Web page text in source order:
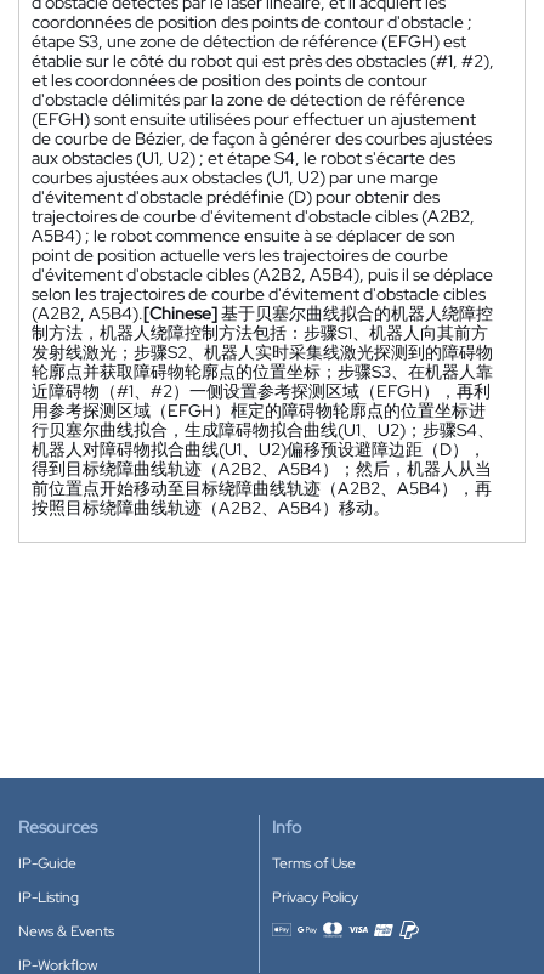
coordonnées de position des points de contour d'obstacle ;
étape S3, une zone de détection de référence (EFGH) est
établie sur le côté du robot qui est près des obstacles (#1, #2),
et les coordonnées de position des points de contour
d'obstacle délimités par la zone de détection de référence
(EFGH) sont ensuite utilisées pour effectuer un ajustement
de courbe de Bézier, de façon à générer des courbes ajustées
aux obstacles (U1, U2) ; et étape S4, le robot s'écarte des
courbes ajustées aux obstacles (U1, U2) par une marge
d'évitement d'obstacle prédéfinie (D) pour obtenir des
trajectoires de courbe d'évitement d'obstacle cibles (A2B2,
A5B4) ; le robot commence ensuite à se déplacer de son
point de position actuelle vers les trajectoires de courbe
d'évitement d'obstacle cibles (A2B2, A5B4), puis il se déplace
selon les trajectoires de courbe d'évitement d'obstacle cibles
(A2B2, A5B4).[Chinese]基于贝塞尔曲线拟合的机器人绕障控
制方法，机器人绕障控制方法包括：步骤S1、机器人向其前方
发射线激光；步骤S2、机器人实时采集线激光探测到的障碍物
轮廓点并获取障碍物轮廓点的位置坐标；步骤S3、在机器人靠
近障碍物（#1、#2）一侧设置参考探测区域（EFGH），再利
用参考探测区域（EFGH）框定的障碍物轮廓点的位置坐标进
行贝塞尔曲线拟合，生成障碍物拟合曲线(U1、U2)；步骤S4、
机器人对障碍物拟合曲线(U1、U2)偏移预设避障边距（D），
得到目标绕障曲线轨迹（A2B2、A5B4）；然后，机器人从当
前位置点开始移动至目标绕障曲线轨迹（A2B2、A5B4），再
按照目标绕障曲线轨迹（A2B2、A5B4）移动。
Resources
IP-Guide
IP-Listing
News & Events
IP-Workflow
Info
Terms of Use
Privacy Policy
Accepted payment methods